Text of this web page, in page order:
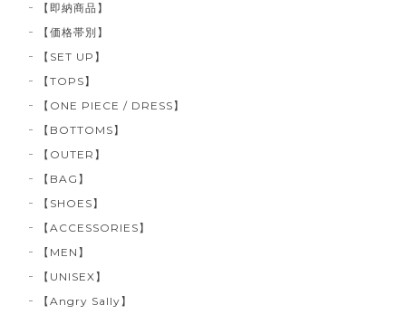
【即納商品】
【価格帯別】
【SET UP】
【TOPS】
【ONE PIECE / DRESS】
【BOTTOMS】
【OUTER】
【BAG】
【SHOES】
【ACCESSORIES】
【MEN】
【UNISEX】
【Angry Sally】